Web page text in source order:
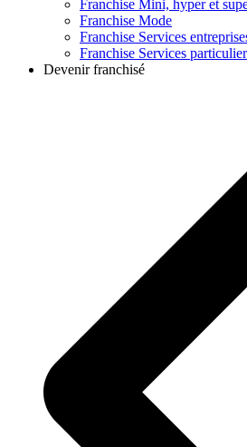
Franchise Mini, hyper et
Franchise Mode
Franchise Services
Franchise Services
Devenir franchisé